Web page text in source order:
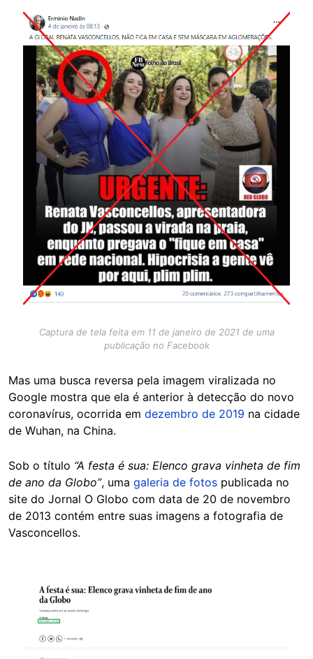
Image
Captura de tela feita em 11 de janeiro de 2021 de uma
publicação no Facebook
Mas uma busca reversa pela imagem viralizada no
Google mostra que ela é anterior à detecção do novo
coronavírus, ocorrida em dezembro de 2019 na cidade
de Wuhan, na China.
Sob o título “A festa é sua: Elenco grava vinheta de fim
de ano da Globo”, uma galeria de fotos publicada no
site do Jornal O Globo com data de 20 de novembro
de 2013 contém entre suas imagens a fotografia de
Vasconcellos.
Image